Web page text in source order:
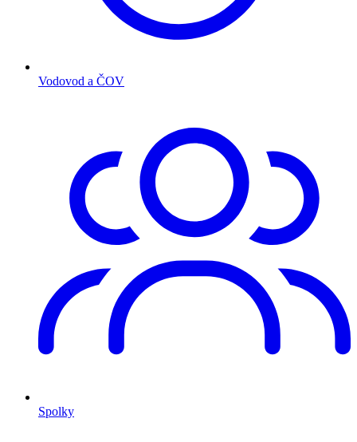
Vodovod a ČOV
Spolky